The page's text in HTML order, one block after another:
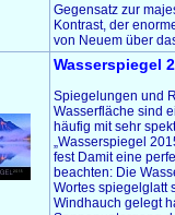
Gegensatz zur
Kontrast, der
von Neuem über
Wasserspiegel
Spiegelungen und
Wasserfläche sind
häufig mit sehr
„Wasserspiegel
fest Damit eine
beachten: Die
Wortes spiegelglatt
Windhauch gelegt